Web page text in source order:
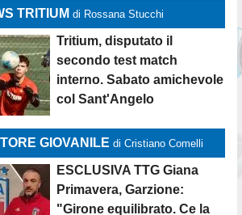
TRITIUM di Rossana Stucchi
Tritium, disputato il
secondo test match
interno. Sabato amichevole
col Sant'Angelo
GIOVANILE di Cristiano Comelli
ESCLUSIVA TTG Giana
Primavera, Garzione:
"Girone equilibrato. Ce la